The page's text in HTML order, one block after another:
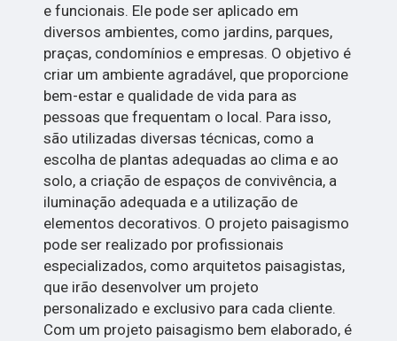
e funcionais. Ele pode ser aplicado em
diversos ambientes, como jardins, parques,
praças, condomínios e empresas. O objetivo é
criar um ambiente agradável, que proporcione
bem-estar e qualidade de vida para as
pessoas que frequentam o local. Para isso,
são utilizadas diversas técnicas, como a
escolha de plantas adequadas ao clima e ao
solo, a criação de espaços de convivência, a
iluminação adequada e a utilização de
elementos decorativos. O projeto paisagismo
pode ser realizado por profissionais
especializados, como arquitetos paisagistas,
que irão desenvolver um projeto
personalizado e exclusivo para cada cliente.
Com um projeto paisagismo bem elaborado, é